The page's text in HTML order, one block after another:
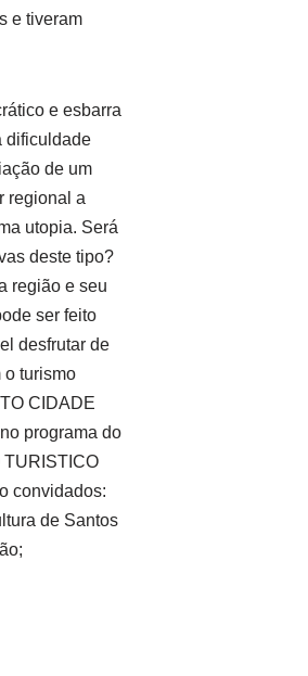
e tiveram
e esbarra
dificuldade
de um
regional a
utopia. Será
deste tipo?
região e seu
ser feito
desfrutar de
o turismo
CIDADE
programa do
TURISTICO
convidados:
de Santos